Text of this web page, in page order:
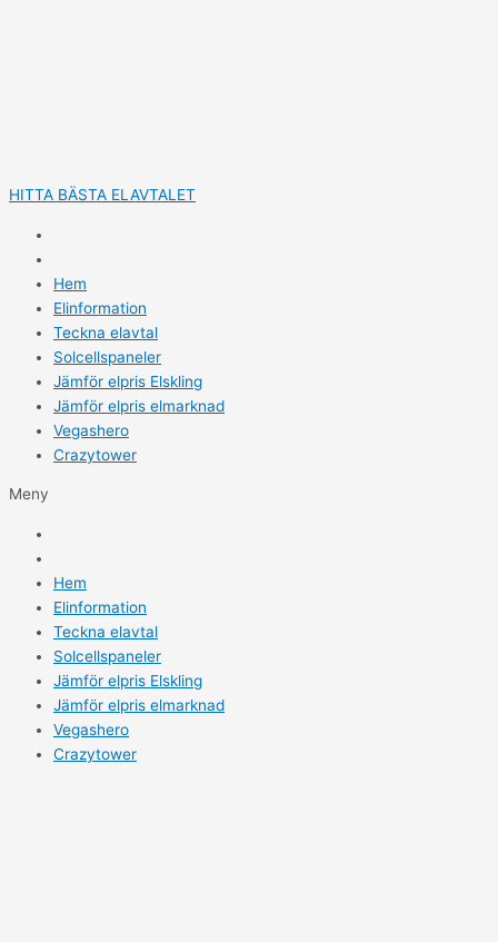
HITTA BÄSTA ELAVTALET
Hem
Elinformation
Teckna elavtal
Solcellspaneler
Jämför elpris Elskling
Jämför elpris elmarknad
Vegashero
Crazytower
Meny
Hem
Elinformation
Teckna elavtal
Solcellspaneler
Jämför elpris Elskling
Jämför elpris elmarknad
Vegashero
Crazytower